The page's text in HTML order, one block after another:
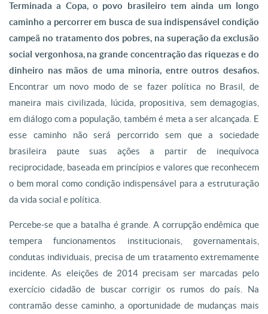
Terminada a Copa, o povo brasileiro tem ainda um longo
caminho a percorrer em busca de sua indispensável condição
campeã no tratamento dos pobres, na superação da exclusão
social vergonhosa, na grande concentração das riquezas e do
dinheiro nas mãos de uma minoria, entre outros desafios.
Encontrar um novo modo de se fazer política no Brasil, de
maneira mais civilizada, lúcida, propositiva, sem demagogias,
em diálogo com a população, também é meta a ser alcançada. E
esse caminho não será percorrido sem que a sociedade
brasileira paute suas ações a partir de inequívoca
reciprocidade, baseada em princípios e valores que reconhecem
o bem moral como condição indispensável para a estruturação
da vida social e política.
Percebe-se que a batalha é grande. A corrupção endêmica que
tempera funcionamentos institucionais, governamentais,
condutas individuais, precisa de um tratamento extremamente
incidente. As eleições de 2014 precisam ser marcadas pelo
exercício cidadão de buscar corrigir os rumos do país. Na
contramão desse caminho, a oportunidade de mudanças mais